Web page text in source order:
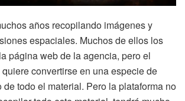
años recopilando imágenes y
espaciales. Muchos de ellos los
página web de la agencia, pero el
quiere convertirse en una especie de
todo el material. Pero la plataforma no